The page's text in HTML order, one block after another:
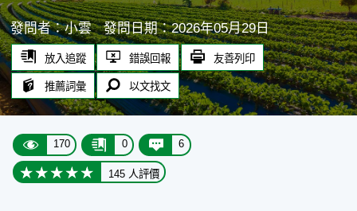
發問者：小雲 發問日期：2026年05月29日
放入追蹤 錯誤回報 友善列印
推薦詞彙 以文找文
170 0 6
145 人評價